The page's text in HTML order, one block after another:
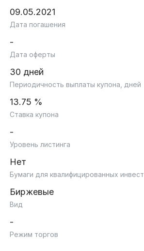
09.05.2021
Дата погашения
-
Дата оферты
30 дней
Периодичность выплаты купона, дней
13.75 %
Ставка купона
-
Уровень листинга
Нет
Бумаги для квалифицированных
Биржевые
Вид
-
Режим торгов